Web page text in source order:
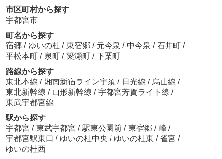
市区町村から探す
宇都宮市
町名から探す
宿郷 / ゆいの杜 / 東宿郷 / 元今泉 / 中今泉 / 石井町 /
平松本町 / 泉町 / 簗瀬町 / 下栗町
路線から探す
東北本線 / 湘南新宿ライン宇須 / 日光線 / 烏山線 /
東北新幹線 / 山形新幹線 / 宇都宮芳賀ライト線 /
東武宇都宮線
駅から探す
宇都宮 / 東武宇都宮 / 駅東公園前 / 東宿郷 / 峰 /
宇都宮駅東口 / ゆいの杜中央 / ゆいの杜東 / 雀宮 /
ゆいの杜西